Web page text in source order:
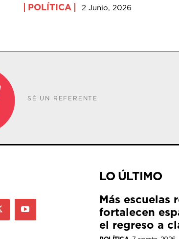
POLÍTICA 2 Junio, 2026
SÉ UN REFERENTE
LO ÚLTIMO
Más escuelas
fortalecen
el regreso a